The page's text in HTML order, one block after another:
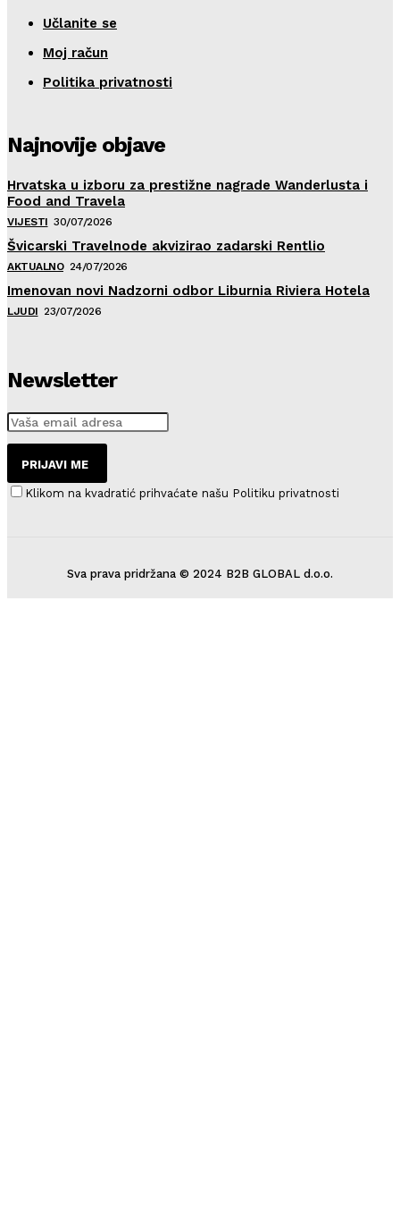
Učlanite se
Moj račun
Politika privatnosti
Najnovije objave
Hrvatska u izboru za prestižne nagrade Wanderlusta i
Food and Travela
VIJESTI 30/07/2026
Švicarski Travelnode akvizirao zadarski Rentlio
AKTUALNO 24/07/2026
Imenovan novi Nadzorni odbor Liburnia Riviera Hotela
LJUDI 23/07/2026
Newsletter
PRIJAVI ME
Klikom na kvadratić prihvaćate našu Politiku privatnosti
Sva prava pridržana © 2024 B2B GLOBAL d.o.o.